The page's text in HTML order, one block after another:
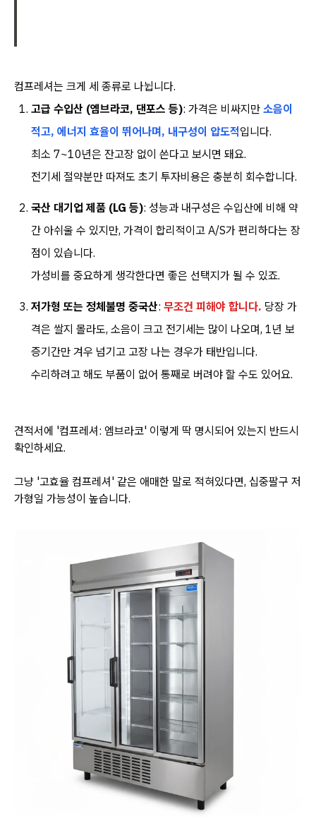
컴프레셔는 크게 세 종류로 나뉩니다.
고급 수입산 (엠브라코, 댄포스 등): 가격은 비싸지만 소음이
적고, 에너지 효율이 뛰어나며, 내구성이 압도적입니다.
최소 7~10년은 잔고장 없이 쓴다고 보시면 돼요.
전기세 절약분만 따져도 초기 투자비용은 충분히 회수합니다.
국산 대기업 제품 (LG 등): 성능과 내구성은 수입산에 비해 약
간 아쉬울 수 있지만, 가격이 합리적이고 A/S가 편리하다는 장
점이 있습니다.
가성비를 중요하게 생각한다면 좋은 선택지가 될 수 있죠.
저가형 또는 정체불명 중국산: 무조건 피해야 합니다. 당장 가
격은 쌀지 몰라도, 소음이 크고 전기세는 많이 나오며, 1년 보
증기간만 겨우 넘기고 고장 나는 경우가 태반입니다.
수리하려고 해도 부품이 없어 통째로 버려야 할 수도 있어요.
견적서에 '컴프레셔: 엠브라코' 이렇게 딱 명시되어 있는지 반드시
확인하세요.
그냥 '고효율 컴프레셔' 같은 애매한 말로 적혀있다면, 십중팔구 저
가형일 가능성이 높습니다.